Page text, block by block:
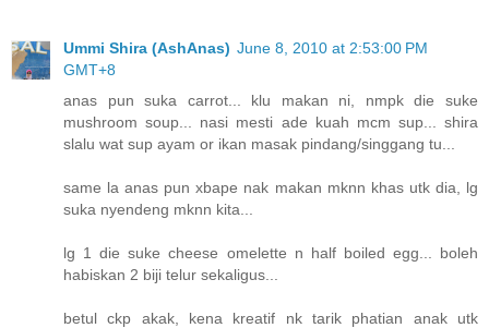
Ummi Shira (AshAnas) June 8, 2010 at 2:53:00 PM
GMT+8
anas pun suka carrot... klu makan ni, nmpk die suke
mushroom soup... nasi mesti ade kuah mcm sup... shira
slalu wat sup ayam or ikan masak pindang/singgang tu...
same la anas pun xbape nak makan mknn khas utk dia, lg
suka nyendeng mknn kita...
lg 1 die suke cheese omelette n half boiled egg... boleh
habiskan 2 biji telur sekaligus...
betul ckp akak, kena kreatif nk tarik phatian anak utk